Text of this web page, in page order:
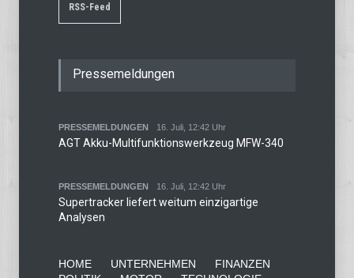
RSS-Feed
Pressemeldungen
PRESSEMELDUNGEN 16. Juli, 12:42 Uhr
AGT Akku-Multifunktionswerkzeug MFW-340
PRESSEMELDUNGEN 16. Juli, 12:42 Uhr
Supertracker liefert weitum einzigartige
Analysen
HOME UNTERNEHMEN
FINANZEN